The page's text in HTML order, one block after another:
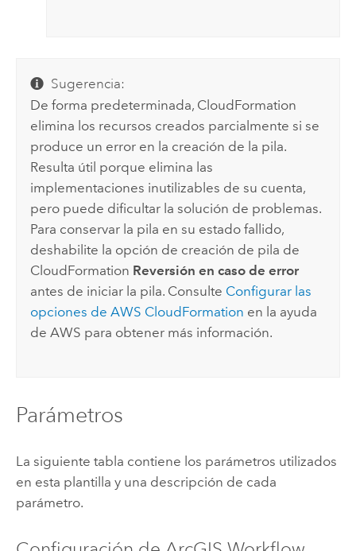
Sugerencia:
De forma predeterminada, CloudFormation
elimina los recursos creados parcialmente si se
produce un error en la creación de la pila.
Resulta útil porque elimina las
implementaciones inutilizables de su cuenta,
pero puede dificultar la solución de problemas.
Para conservar la pila en su estado fallido,
deshabilite la opción de creación de pila de
CloudFormation Reversión en caso de error
antes de iniciar la pila. Consulte Configurar las
opciones deAWS CloudFormation en la ayuda
deAWS para obtener más información.
Parámetros
La siguiente tabla contiene los parámetros utilizados
en esta plantilla y una descripción de cada
parámetro.